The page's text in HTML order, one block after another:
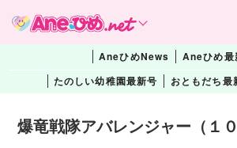
AneひめNews
Aneひめ最
たのしい幼稚園最新号
おともだち最
爆竜戦隊アバレンジャー（１０